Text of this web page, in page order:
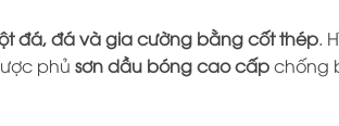
đá, đá và gia cường bằng cốt thép.
phủ sơn dầu bóng cao cấpchống